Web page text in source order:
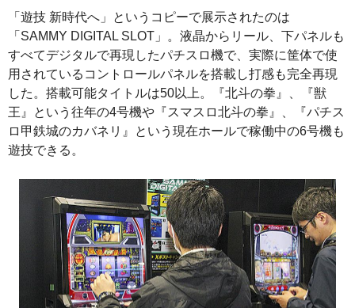
「遊技 新時代へ」というコピーで展示されたのは
「SAMMY DIGITAL SLOT」。液晶からリール、下パネルも
すべてデジタルで再現したパチスロ機で、実際に筐体で使
用されているコントロールパネルを搭載し打感も完全再現
した。搭載可能タイトルは50以上。『北斗の拳』、『獣
王』という往年の4号機や『スマスロ北斗の拳』、『パチス
ロ甲鉄城のカバネリ』という現在ホールで稼働中の6号機も
遊技できる。